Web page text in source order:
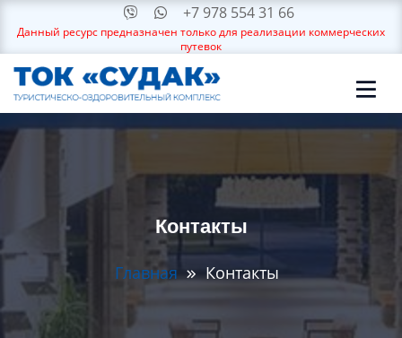
+7 978 554 31 66
Данный ресурс предназначен только для реализации коммерческих
путевок
Контакты
Главная Контакты